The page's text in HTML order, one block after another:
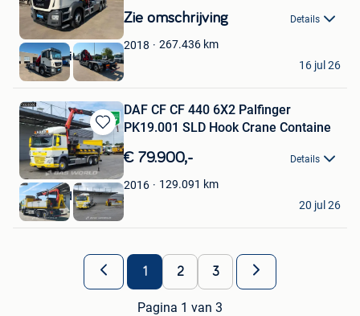
in
Mijn
Favorieten
Zie omschrijving Details
2018 267.436 km
Vander Stichele
Roeselare
16 jul 26
Bewaren
in
Mijn
Favorieten
DAF CF CF 440 6X2 Palfinger
PK19.001 SLD Hook Crane Containe
€ 79.900,- Details
2016 129.091 km
BAS World B.V.
Veghel
20 jul 26
1 2 3
Pagina 1 van 3